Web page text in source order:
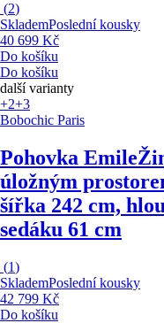
(2)
SklademPoslední kousky
40 699 Kč
Do košíku
Do košíku
další varianty
+2+3
Bobochic Paris
Pohovka Emile
úložným
šířka 242 cm,
sedáku 61 cm
(1)
SklademPoslední kousky
42 799 Kč
Do košíku